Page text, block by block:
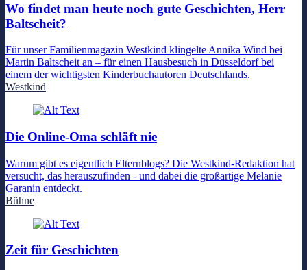
Wo findet man heute noch gute Geschichten, Herr
Baltscheit?
Für unser Familienmagazin Westkind klingelte Annika Wind bei
Martin Baltscheit an – für einen Hausbesuch in Düsseldorf bei
einem der wichtigsten Kinderbuchautoren Deutschlands.
Westkind
Die Online-Oma schläft nie
Warum gibt es eigentlich Elternblogs? Die Westkind-Redaktion hat
versucht, das herauszufinden - und dabei die großartige Melanie
Garanin entdeckt.
Bühne
Zeit für Geschichten